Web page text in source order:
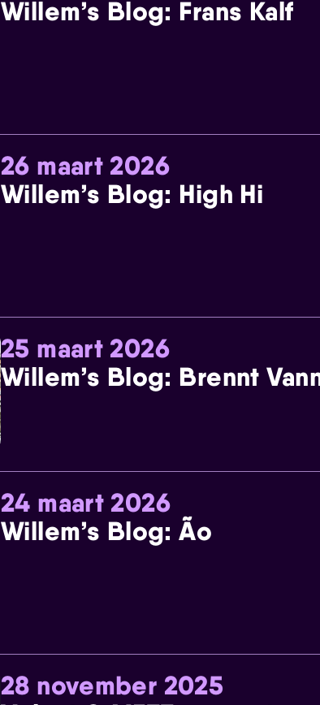
Willem’s Blog: Frans Kalf
26 maart 2026
Willem’s Blog: High Hi
25 maart 2026
Willem’s Blog: Brennt
24 maart 2026
Willem’s Blog: Ão
28 november 2025